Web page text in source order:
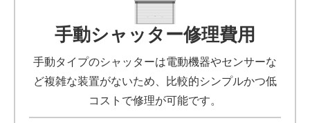
手動シャッター修理費用
手動タイプのシャッターは電動機器やセンサーな
ど複雑な装置がないため、比較的シンプルかつ低
コストで修理が可能です。